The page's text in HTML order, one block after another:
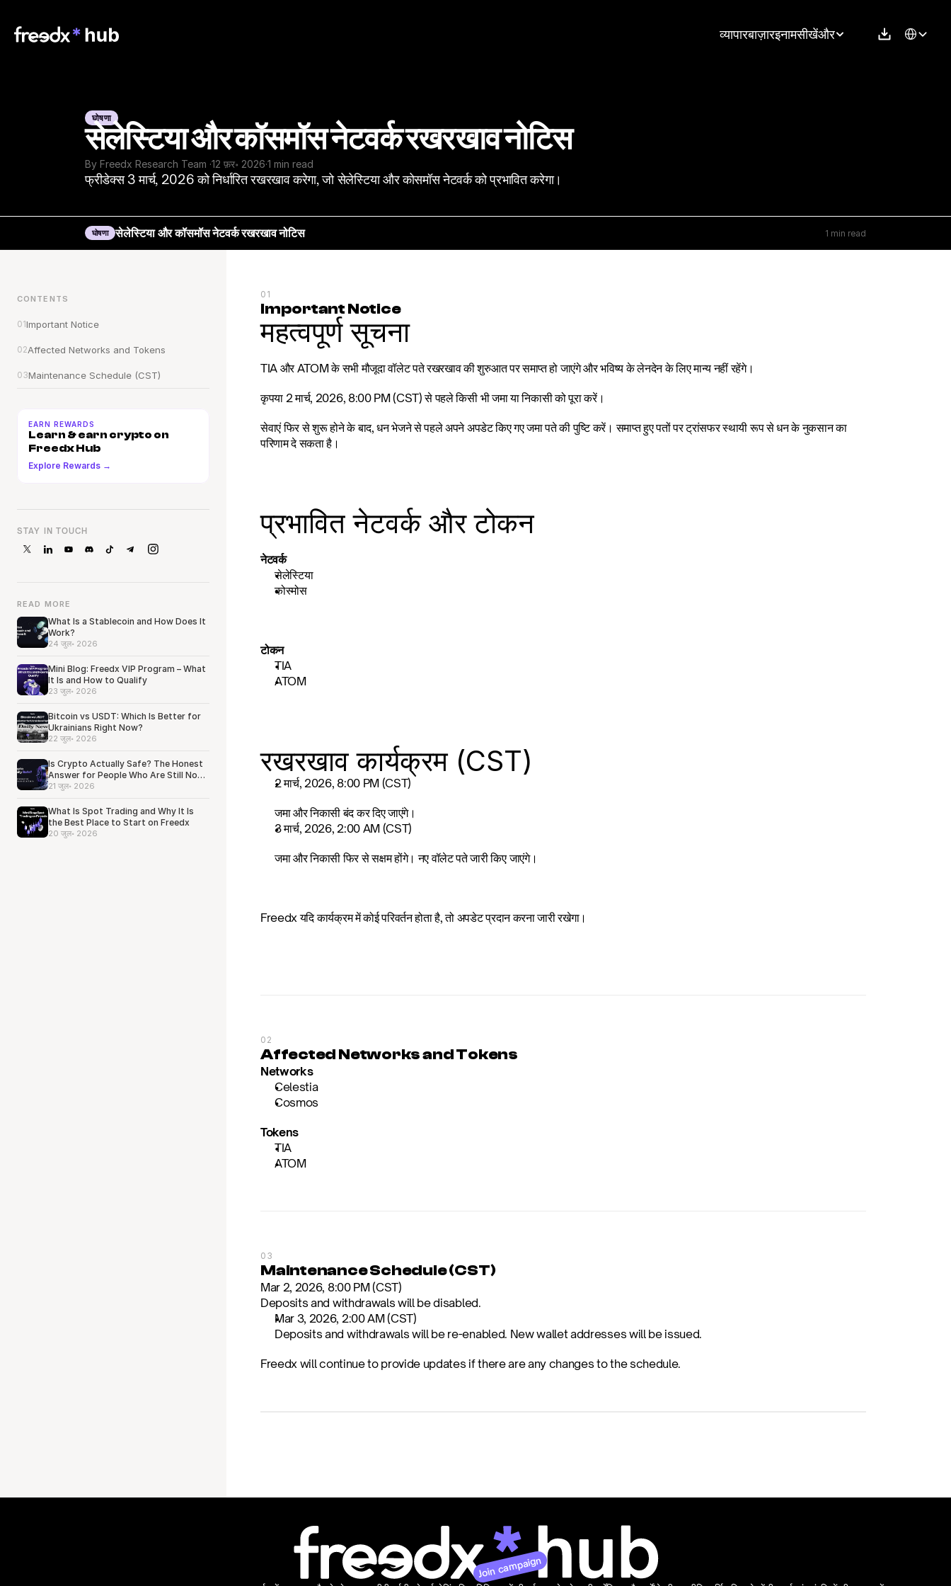
व्यापारबाज़ारइनामसीखेंऔर Select
घोषणा
सेलेस्टिया और कॉसमॉस नेटवर्क रखरखाव नोटिस
By Freedx Research Team ·12 फ़र॰ 2026·1 min read
फ्रीडेक्स 3 मार्च, 2026 को निर्धारित रखरखाव करेगा, जो सेलेस्टिया और कोसमॉस नेटवर्क को प्रभावित करेगा।
घोषणा सेलेस्टिया और कॉसमॉस नेटवर्क रखरखाव नोटिस 1 min read
CONTENTS
01Important Notice
02Affected Networks and Tokens
03Maintenance Schedule (CST)
EARN REWARDS
Learn & earn crypto on
Freedx Hub
Explore Rewards →
STAY IN TOUCH
READ MORE
What Is a Stablecoin and How Does It
Work?
24 जुल॰ 2026
Mini Blog: Freedx VIP Program – What
It Is and How to Qualify
23 जुल॰ 2026
Bitcoin vs USDT: Which Is Better for
Ukrainians Right Now?
22 जुल॰ 2026
Is Crypto Actually Safe? The Honest
Answer for People Who Are Still Not
Sure
21 जुल॰ 2026
What Is Spot Trading and Why It Is
the Best Place to Start on Freedx
20 जुल॰ 2026
01
Important Notice
महत्वपूर्ण सूचना
TIA और ATOM के सभी मौजूदा वॉलेट पते रखरखाव की शुरुआत पर समाप्त हो जाएंगे और भविष्य के लेनदेन के लिए मान्य नहीं रहेंगे।
कृपया 2 मार्च, 2026, 8:00 PM (CST) से पहले किसी भी जमा या निकासी को पूरा करें।
सेवाएं फिर से शुरू होने के बाद, धन भेजने से पहले अपने अपडेट किए गए जमा पते की पुष्टि करें। समाप्त हुए पतों पर ट्रांसफर स्थायी रूप से धन के नुकसान का
परिणाम दे सकता है।
प्रभावित नेटवर्क और टोकन
नेटवर्क
सेलेस्टिया
कोस्मोस
टोकन
TIA
ATOM
रखरखाव कार्यक्रम (CST)
2 मार्च, 2026, 8:00 PM (CST)
जमा और निकासी बंद कर दिए जाएंगे।
3 मार्च, 2026, 2:00 AM (CST)
जमा और निकासी फिर से सक्षम होंगे। नए वॉलेट पते जारी किए जाएंगे।
Freedx यदि कार्यक्रम में कोई परिवर्तन होता है, तो अपडेट प्रदान करना जारी रखेगा।
02
Affected Networks and Tokens
Networks
Celestia
Cosmos
Tokens
TIA
ATOM
03
Maintenance Schedule (CST)
Mar 2, 2026, 8:00 PM (CST)
Deposits and withdrawals will be disabled.
Mar 3, 2026, 2:00 AM (CST)
Deposits and withdrawals will be re-enabled. New wallet addresses will be issued.
Freedx will continue to provide updates if there are any changes to the schedule.
Join campaign